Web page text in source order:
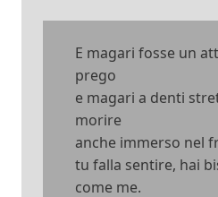
E magari fosse un
prego
e magari a denti
morire
anche immerso nel
tu falla sentire, hai
come me.